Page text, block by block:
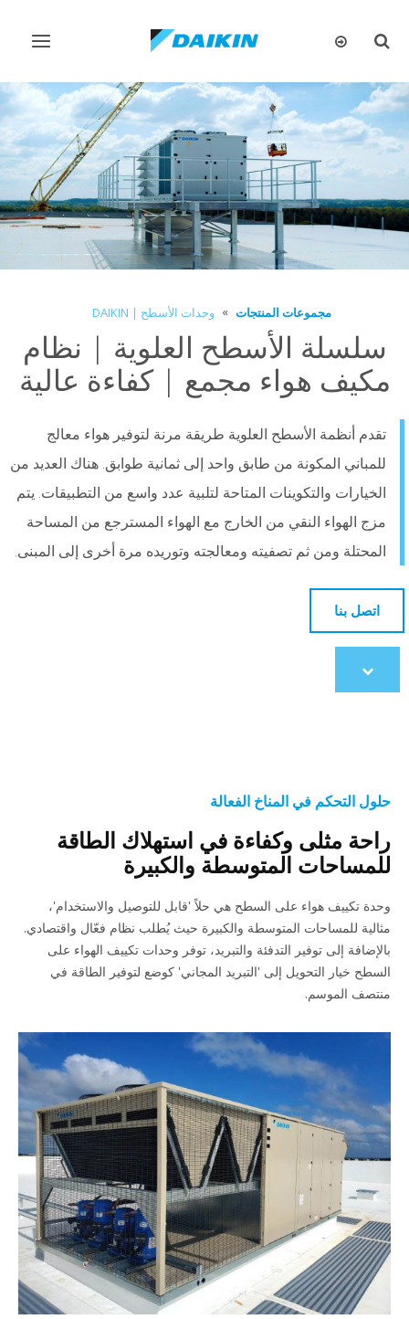
تبديل
تبديل
مجموعات المنتجات وحدات الأسطح | DAIKIN
سلسلة الأسطح العلوية | نظام
مكيف هواء مجمع | كفاءة عالية
تقدم أنظمة الأسطح العلوية طريقة مرنة لتوفير هواء معالج
للمباني المكونة من طابق واحد إلى ثمانية طوابق. هناك العديد من
الخيارات والتكوينات المتاحة لتلبية عدد واسع من التطبيقات. يتم
مزج الهواء النقي من الخارج مع الهواء المسترجع من المساحة
المحتلة ومن ثم تصفيته ومعالجته وتوريده مرة أخرى إلى المبنى.
اتصل بنا
Scroll
to
حلول التحكم في المناخ الفعالة
راحة مثلى وكفاءة في استهلاك الطاقة
للمساحات المتوسطة والكبيرة
وحدة تكييف هواء على السطح هي حلاً 'قابل للتوصيل والاستخدام'،
مثالية للمساحات المتوسطة والكبيرة حيث يُطلب نظام فعّال واقتصادي.
بالإضافة إلى توفير التدفئة والتبريد، توفر وحدات تكييف الهواء على
السطح خيار التحويل إلى 'التبريد المجاني' كوضع لتوفير الطاقة في
منتصف الموسم.